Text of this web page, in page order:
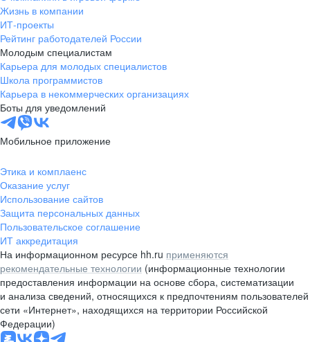
Жизнь в компании
ИТ-проекты
Рейтинг работодателей России
Молодым специалистам
Карьера для молодых специалистов
Школа программистов
Карьера в некоммерческих организациях
Боты для уведомлений
Мобильное приложение
Этика и комплаенс
Оказание услуг
Использование сайтов
Защита персональных данных
Пользовательское соглашение
ИТ аккредитация
На информационном ресурсе hh.ru применяются
рекомендательные технологии (информационные технологии
предоставления информации на основе сбора, систематизации
и анализа сведений, относящихся к предпочтениям пользователей
сети «Интернет», находящихся на территории Российской
Федерации)